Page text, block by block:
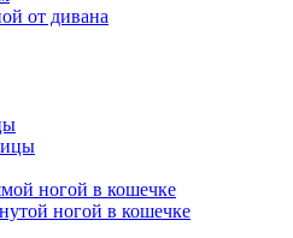
от дивана
ногой в кошечке
ногой в кошечке